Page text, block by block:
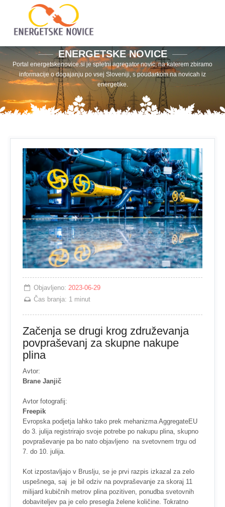
ENERGETSKE NOVICE
Portal energetskenovice.si je spletni agregator novic, na katerem zbiramo
informacije o dogajanju po vsej Sloveniji, s poudarkom na novicah iz
energetike.
Objavljeno: 2023-06-29
Čas branja: 1 minut
Začenja se drugi krog združevanja
povpraševanj za skupne nakupe
plina
Avtor:
Brane Janjič
Avtor fotografij:
Freepik
Evropska podjetja lahko tako prek mehanizma AggregateEU
do 3. julija registrirajo svoje potrebe po nakupu plina, skupno
povpraševanje pa bo nato objavljeno na svetovnem trgu od
7. do 10. julija.
Kot izpostavljajo v Bruslju, se je prvi razpis izkazal za zelo
uspešnega, saj je bil odziv na povpraševanje za skoraj 11
milijard kubičnih metrov plina pozitiven, ponudba svetovnih
dobaviteljev pa je celo presegla želene količine. Tokratno